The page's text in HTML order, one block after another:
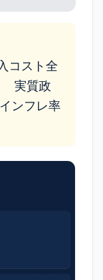
コスト全
実質政
ンフレ率